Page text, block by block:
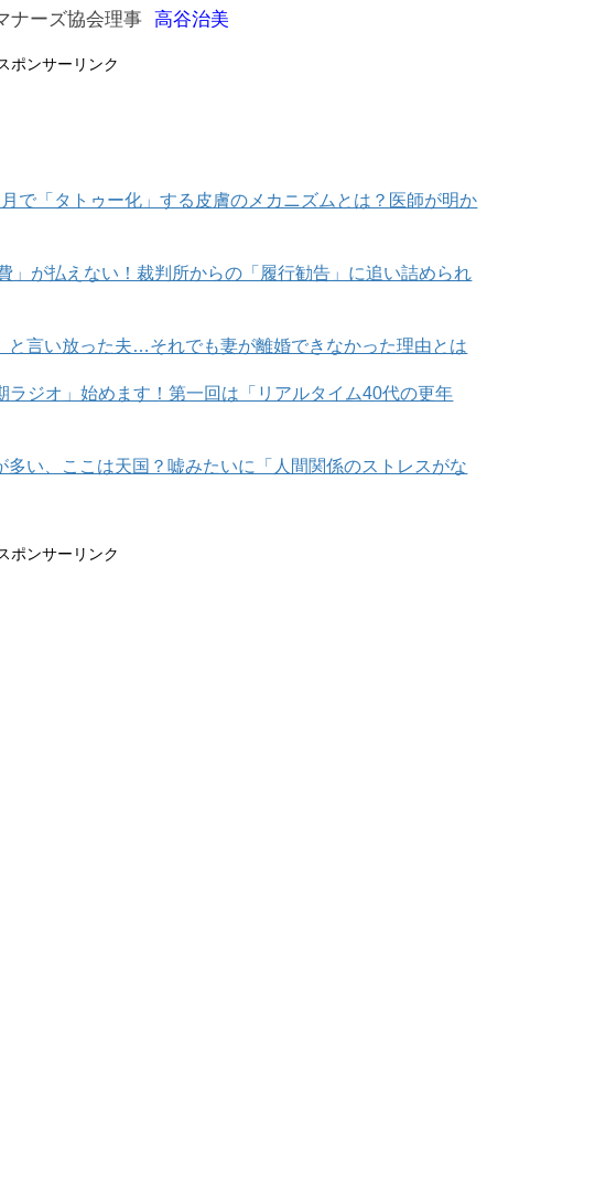
ナーズ協会理事 高谷治美
ポンサーリンク
で「タトゥー化」する皮膚のメカニズムとは？医師が明か
が払えない！裁判所からの「履行勧告」に追い詰められ
言い放った夫…それでも妻が離婚できなかった理由とは
ラジオ」始めます！第一回は「リアルタイム40代の更年
い、ここは天国？嘘みたいに「人間関係のストレスがな
ポンサーリンク